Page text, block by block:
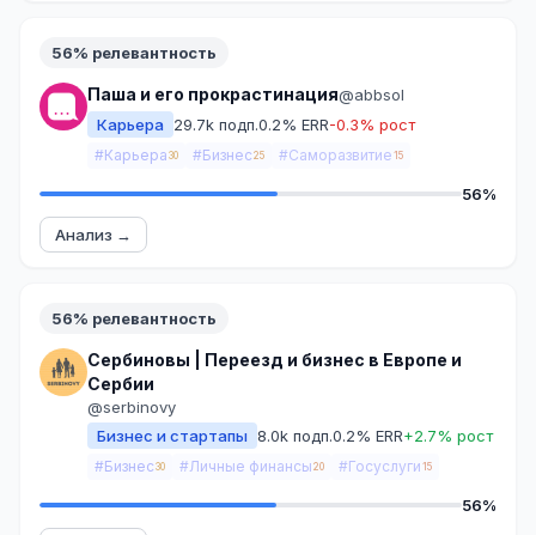
56% релевантность
Паша и его прокрастинация@abbsol
Карьера
29.7k подп.0.2% ERR-0.3% рост
#Карьера 30 #Бизнес 25 #Саморазвитие 15
56%
Анализ →
56% релевантность
Сербиновы | Переезд и бизнес в Европе и
Сербии
@serbinovy
Бизнес и стартапы 8.0k подп.0.2% ERR+2.7% рост
#Бизнес 30 #Личные финансы 20 #Госуслуги 15
56%